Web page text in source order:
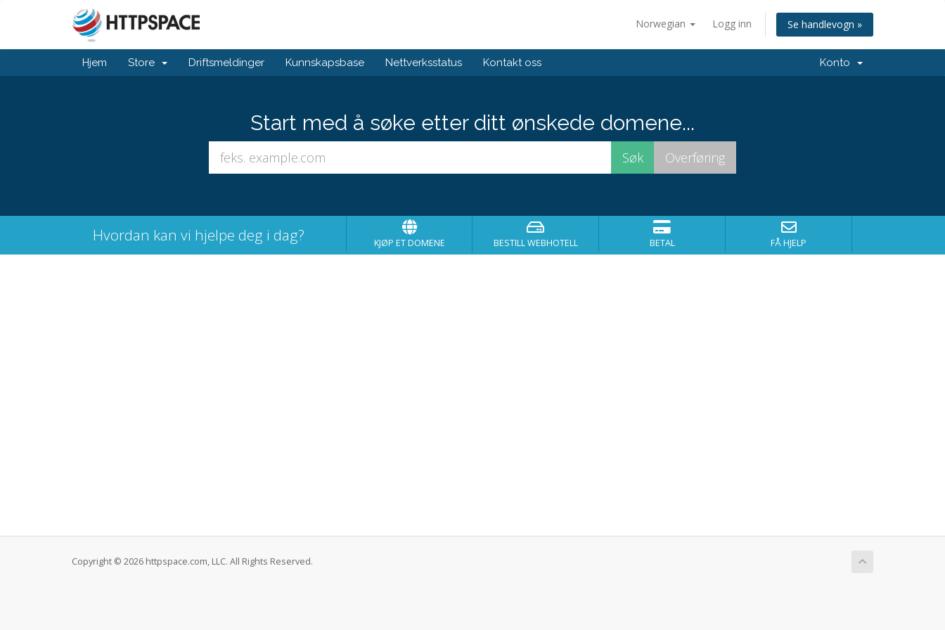
Norwegian Logg inn Se handlevogn »
Hjem Store Driftsmeldinger Kunnskapsbase Nettverksstatus Kontakt oss Konto
Start med å søke etter ditt ønskede domene...
Hvordan kan vi hjelpe deg i dag? KJØP ET DOMENE BESTILL WEBHOTELL BETAL FÅ HJELP
Copyright © 2026 httpspace.com, LLC. All Rights Reserved.